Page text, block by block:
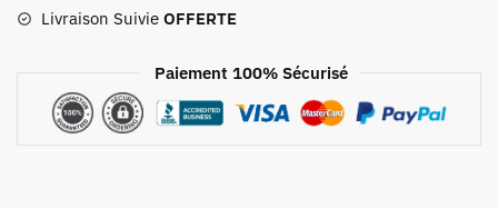
Livraison Suivie OFFERTE
Paiement 100% Sécurisé